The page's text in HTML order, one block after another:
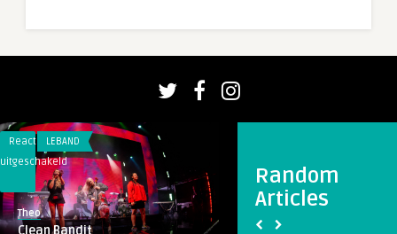
Random
Articles
Reacties
uitgeschakeld
voor
Clean
Bandit
LEBAND
Theo
voor
Mark